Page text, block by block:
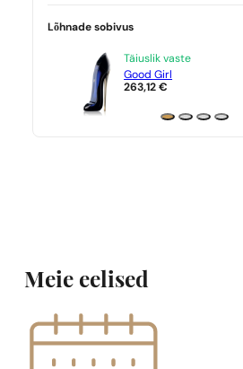
Lõhnade sobivus
Täiuslik vaste
Good Girl
263,12€
Meie eelised